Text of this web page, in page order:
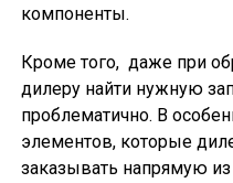
компоненты.
Кроме того, даже при
дилеру найти нужную
проблематично. В
элементов, которые
заказывать напрямую из